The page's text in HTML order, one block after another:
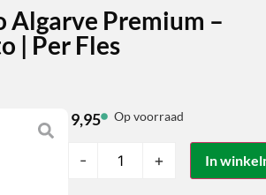
Algarve Premium –
| Per Fles
9,95 Op voorraad
- + In